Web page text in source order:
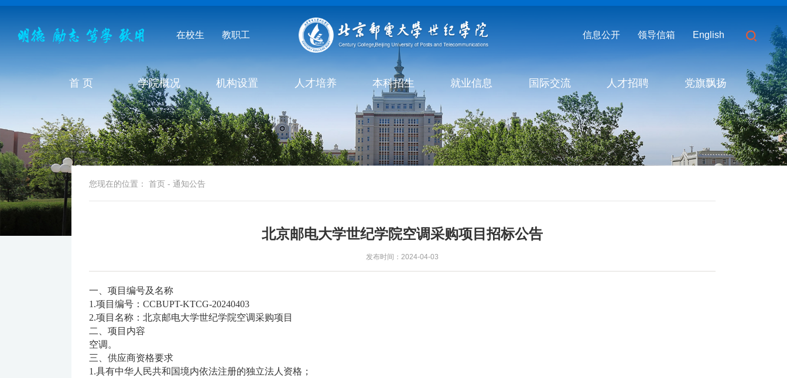
在校生 教职工 信息公开 领导信箱 English
首 页 学院概况 机构设置 人才培养 本科招生 就业信息 国际交流 人才招聘 党旗飘扬
您现在的位置： 首页 - 通知公告
北京邮电大学世纪学院空调采购项目招标公告
发布时间：2024-04-03
一、项目编号及名称
1.项目编号：CCBUPT-KTCG-20240403
2.项目名称：北京邮电大学世纪学院空调采购项目
二、项目内容
空调。
三、供应商资格要求
1.具有中华人民共和国境内依法注册的独立法人资格；